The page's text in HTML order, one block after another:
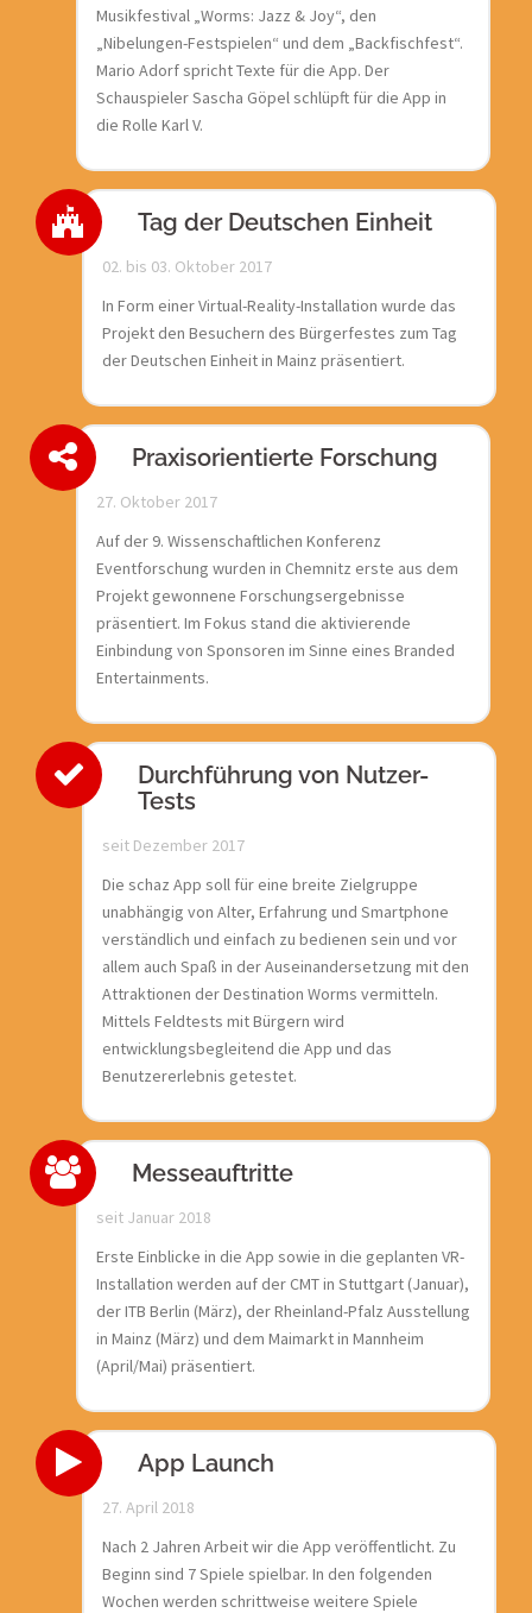
Musikfestival „Worms: Jazz & Joy“, den
„Nibelungen-Festspielen“ und dem „Backfischfest“.
Mario Adorf spricht Texte für die App. Der
Schauspieler Sascha Göpel schlüpft für die App in
die Rolle Karl V.
Tag der Deutschen Einheit
02. bis 03. Oktober 2017
In Form einer Virtual-Reality-Installation wurde das
Projekt den Besuchern des Bürgerfestes zum Tag
der Deutschen Einheit in Mainz präsentiert.
Praxisorientierte Forschung
27. Oktober 2017
Auf der 9. Wissenschaftlichen Konferenz
Eventforschung wurden in Chemnitz erste aus dem
Projekt gewonnene Forschungsergebnisse
präsentiert. Im Fokus stand die aktivierende
Einbindung von Sponsoren im Sinne eines Branded
Entertainments.
Durchführung von Nutzer-
Tests
seit Dezember 2017
Die schaz App soll für eine breite Zielgruppe
unabhängig von Alter, Erfahrung und Smartphone
verständlich und einfach zu bedienen sein und vor
allem auch Spaß in der Auseinandersetzung mit den
Attraktionen der Destination Worms vermitteln.
Mittels Feldtests mit Bürgern wird
entwicklungsbegleitend die App und das
Benutzererlebnis getestet.
Messeauftritte
seit Januar 2018
Erste Einblicke in die App sowie in die geplanten VR-
Installation werden auf der CMT in Stuttgart (Januar),
der ITB Berlin (März), der Rheinland-Pfalz Ausstellung
in Mainz (März) und dem Maimarkt in Mannheim
(April/Mai) präsentiert.
App Launch
27. April 2018
Nach 2 Jahren Arbeit wir die App veröffentlicht. Zu
Beginn sind 7 Spiele spielbar. In den folgenden
Wochen werden schrittweise weitere Spiele